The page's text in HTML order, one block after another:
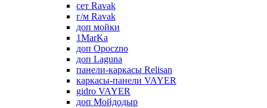
сет Ravak
г/м Ravak
доп мойки
1MarKa
доп Opoczno
доп Laguna
панели-каркасы Relisan
каркасы-панели VAYER
gidro VAYER
доп Мойдодыр